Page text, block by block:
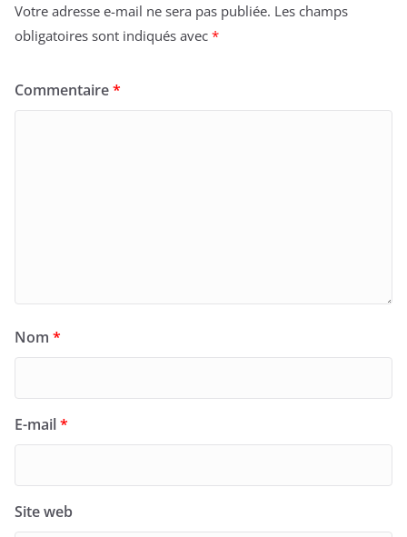
Votre adresse e-mail ne sera pas publiée. Les champs
obligatoires sont indiqués avec *
Commentaire*
Nom *
E-mail*
Site web